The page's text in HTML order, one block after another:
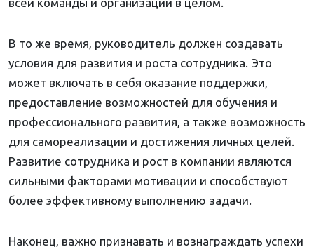
всей команды и организации в целом.
В то же время, руководитель должен создавать
условия для развития и роста сотрудника. Это
может включать в себя оказание поддержки,
предоставление возможностей для обучения и
профессионального развития, а также возможность
для самореализации и достижения личных целей.
Развитие сотрудника и рост в компании являются
сильными факторами мотивации и способствуют
более эффективному выполнению задачи.
Наконец, важно признавать и вознаграждать успехи